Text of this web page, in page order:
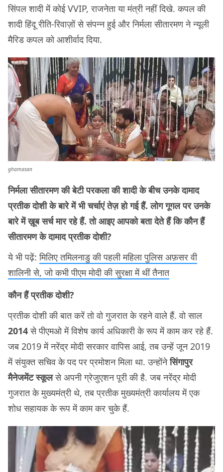
सिंपल शादी में कोई VVIP, राजनेता या मंत्री नहीं दिखे. कपल की
शादी हिंदू रीति-रिवाज़ों से संपन्न हुई और निर्मला सीतारमण ने न्यूली
मैरिड कपल को आशीर्वाद दिया.
ghamasan
निर्मला सीतारमण की बेटी परकला की शादी के बीच उनके दामाद
प्रतीक दोशी के बारे में भी चर्चाएं तेज़ हो गई हैं. लोग गूगल पर उनके
बारे में ख़ूब सर्च मार रहे हैं. तो आइए आपको बता देते हैं कि कौन हैं
सीतारमण के दामाद प्रतीक दोशी?
ये भी पढ़ें:मिलिए तमिलनाडु की पहली महिला पुलिस अफ़सर वी
शालिनी से, जो कभी पीएम मोदी की सुरक्षा में थीं तैनात
कौन हैं प्रतीक दोशी?
प्रतीक दोशी की बात करें तो वो गुजरात के रहने वाले हैं. वो साल
2014से पीएमओ में विशेष कार्य अधिकारी के रूप में काम कर रहे हैं.
जब 2019 में नरेंद्र मोदी सरकार वापिस आई, तब उन्हें जून 2019
में संयुक्त सचिव के पद पर प्रमोशन मिला था. उन्होंनेसिंगापुर
मैनेजमेंट स्कूलसे अपनी ग्रेजुएशन पूरी की है. जब नरेंद्र मोदी
गुजरात के मुख्यमंत्री थे, तब प्रतीक मुख्यमंत्री कार्यालय में एक
शोध सहायक के रूप में काम कर चुके हैं.